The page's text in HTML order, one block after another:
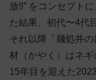
放!!” をコンセプト
た結果、初代〜4代
それ以降「麺処井
材（かやく）はネギ
15年目を迎えた